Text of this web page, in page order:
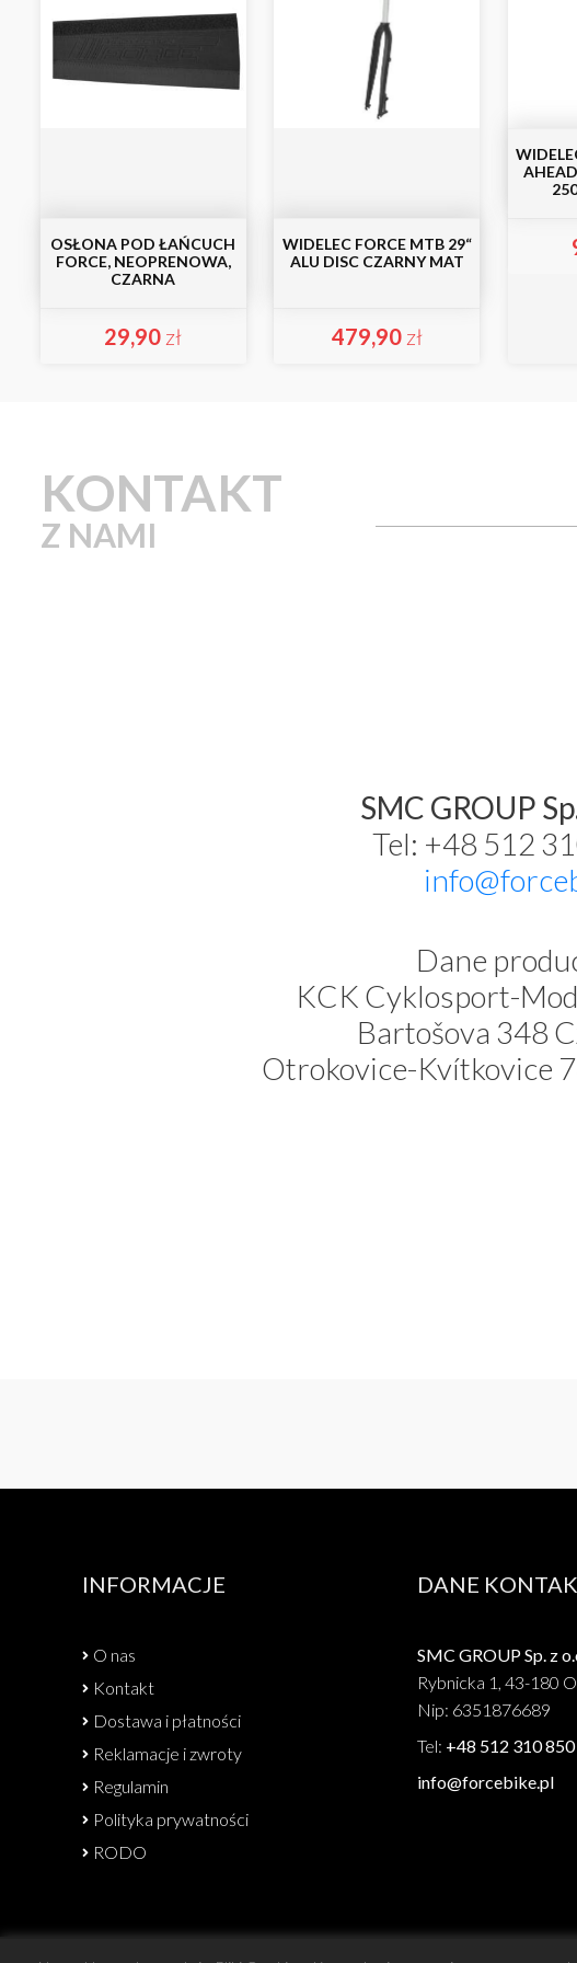
OSŁONA POD ŁAŃCUCH
FORCE, NEOPRENOWA,
CZARNA
29,90 zł
WIDELEC FORCE MTB 29“
ALU DISC CZARNY MAT
479,90 zł
KONTAKT
Z NAMI
SMC GROUP
Tel: +48 512
Dane
KCK Cyklosport-
Bartošova 348
Otrokovice-Kvítkovice
INFORMACJE
O nas
Kontakt
Dostawa i płatności
Reklamacje i zwroty
Regulamin
Polityka prywatności
RODO
DANE
SMC GROUP Sp. z
Rybnicka 1, 43-180
Nip: 6351876689
Tel: +48 512 310 850
info@forcebike.pl